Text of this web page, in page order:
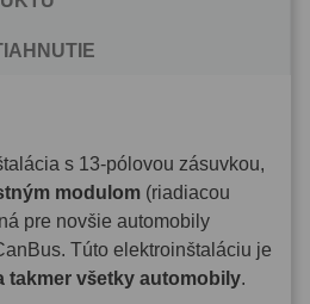
s 13-pólovou zásuvkou,
modulom (riadiacou
pre novšie automobily
Túto elektroinštaláciu je
takmer všetky automobily.